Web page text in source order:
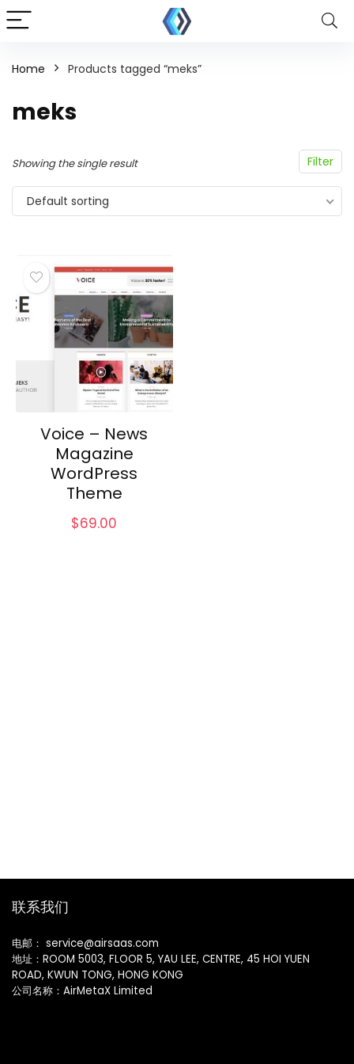
Home Products tagged “meks”
meks
Filter
Showing the single result
Default sorting
Voice – News
Magazine
WordPress
Theme
$69.00
联系我们
电邮： service@airsaas.com
地址：ROOM 5003, FLOOR 5, YAU LEE, CENTRE, 45 HOI YUEN
ROAD, KWUN TONG, HONG KONG
公司名称：AirMetaX Limited